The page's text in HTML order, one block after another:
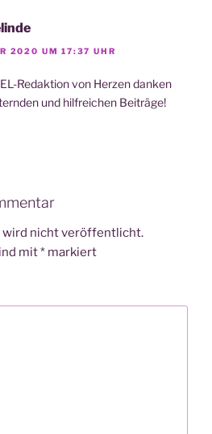
2020 UM 17:37 UHR
Redak­ti­on von Her­zen danken
und hilf­rei­chen Beiträge!
wird nicht veröffentlicht.
mit* markiert